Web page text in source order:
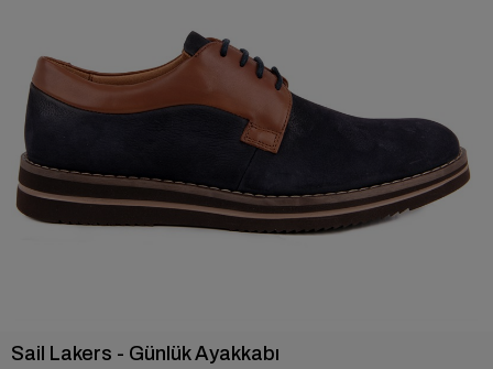
Sail Lakers - Günlük Ayakkabı